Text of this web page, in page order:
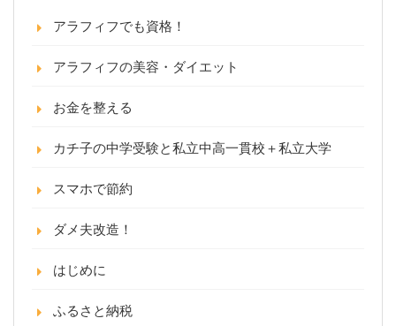
アラフィフでも資格！
アラフィフの美容・ダイエット
お金を整える
カチ子の中学受験と私立中高一貫校＋私立大学
スマホで節約
ダメ夫改造！
はじめに
ふるさと納税